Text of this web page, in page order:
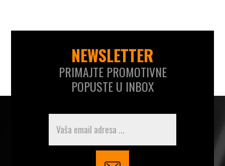
NEWSLETTER
PRIMAJTE PROMOTIVNE
POPUSTE U INBOX